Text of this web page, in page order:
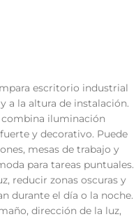
escritorio industrial
a la altura de instalación.
iluminación
y decorativo. Puede
mesas de trabajo y
para tareas puntuales.
reducir zonas oscuras y
durante el día o la noche.
dirección de la luz,